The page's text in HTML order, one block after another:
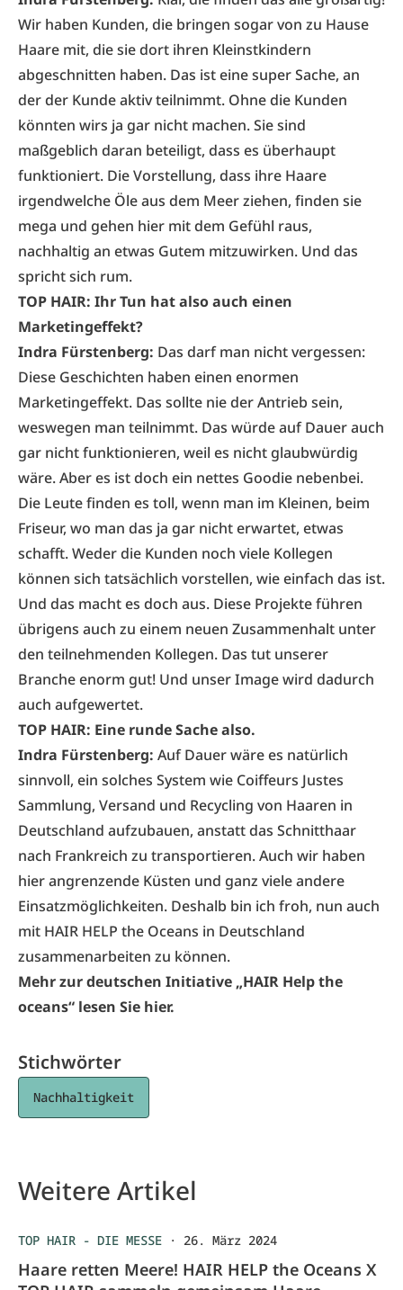
Wir haben Kunden, die bringen sogar von zu Hause
Haare mit, die sie dort ihren Kleinstkindern
abgeschnitten haben. Das ist eine super Sache, an
der der Kunde aktiv teilnimmt. Ohne die Kunden
könnten wirs ja gar nicht machen. Sie sind
maßgeblich daran beteiligt, dass es überhaupt
funktioniert. Die Vorstellung, dass ihre Haare
irgendwelche Öle aus dem Meer ziehen, finden sie
mega und gehen hier mit dem Gefühl raus,
nachhaltig an etwas Gutem mitzuwirken. Und das
spricht sich rum.
TOP HAIR: Ihr Tun hat also auch einen
Marketingeffekt?
Indra Fürstenberg: Das darf man nicht vergessen:
Diese Geschichten haben einen enormen
Marketingeffekt. Das sollte nie der Antrieb sein,
weswegen man teilnimmt. Das würde auf Dauer auch
gar nicht funktionieren, weil es nicht glaubwürdig
wäre. Aber es ist doch ein nettes Goodie nebenbei.
Die Leute finden es toll, wenn man im Kleinen, beim
Friseur, wo man das ja gar nicht erwartet, etwas
schafft. Weder die Kunden noch viele Kollegen
können sich tatsächlich vorstellen, wie einfach das ist.
Und das macht es doch aus. Diese Projekte führen
übrigens auch zu einem neuen Zusammenhalt unter
den teilnehmenden Kollegen. Das tut unserer
Branche enorm gut! Und unser Image wird dadurch
auch aufgewertet.
TOP HAIR: Eine runde Sache also.
Indra Fürstenberg: Auf Dauer wäre es natürlich
sinnvoll, ein solches System wie Coiffeurs Justes
Sammlung, Versand und Recycling von Haaren in
Deutschland aufzubauen, anstatt das Schnitthaar
nach Frankreich zu transportieren. Auch wir haben
hier angrenzende Küsten und ganz viele andere
Einsatzmöglichkeiten. Deshalb bin ich froh, nun auch
mit HAIR HELP the Oceans in Deutschland
zusammenarbeiten zu können.
Mehr zur deutschen Initiative „HAIR Help the
oceans“ lesen Sie hier.
Stichwörter
Nachhaltigkeit
Weitere Artikel
TOP HAIR - DIE MESSE · 26. März 2024
Haare retten Meere! HAIR HELP the Oceans X